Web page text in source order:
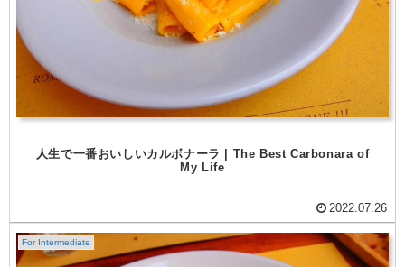
人生で一番おいしいカルボナーラ | The Best Carbonara of
My Life
2022.07.26
For Intermediate